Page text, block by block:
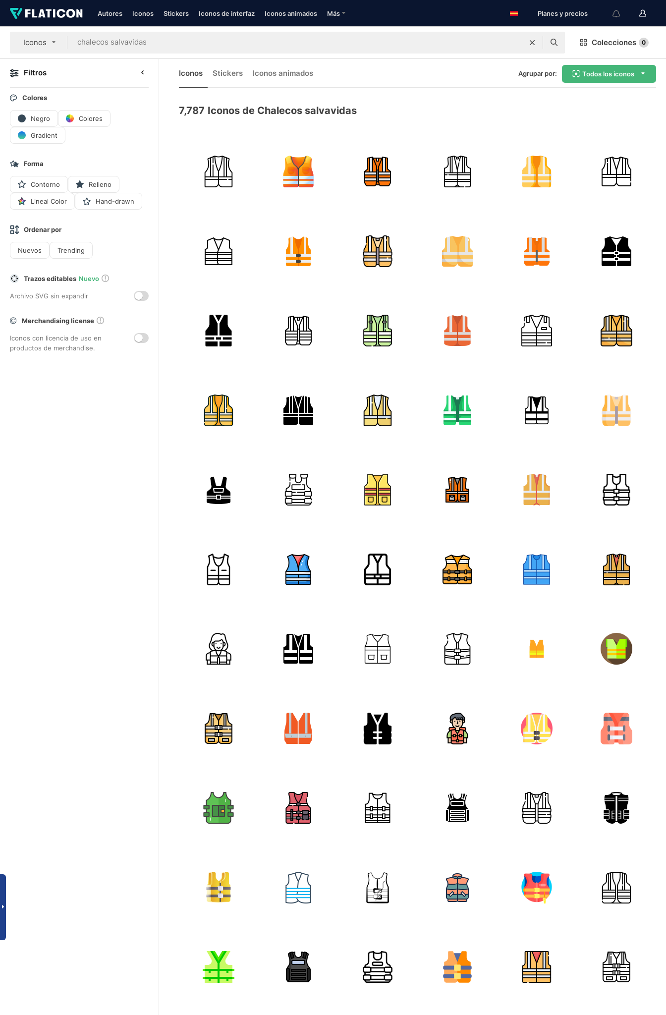
Autores Iconos Stickers Iconos de interfaz Iconos animados Más Planes y precios
Iconos Colecciones 0
Filtros
Colores
Negro Colores
Gradient
Forma
Contorno Relleno
Lineal Color Hand-drawn
Ordenar por
Nuevos Trending
Trazos editables Nuevo
Archivo SVG sin expandir
Merchandising license
Iconos con licencia de uso en
productos de merchandise.
Iconos Stickers Iconos animados Agrupar por: Todos los iconos
7,787 Iconos de Chalecos salvavidas